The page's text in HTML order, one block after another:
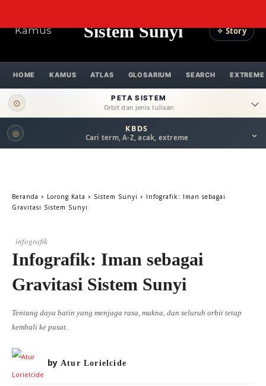
Kamus Sistem Sunyi ✧ Story
HOME KAMUS ATLAS GLOSARIUM SEARCH EXTREME
⊙
PETA SISTEM
Orbit dan jenis tulisan
ORBIT UTAMA
Metafisik-Naratif Penutup
JENIS TULISAN
ESAI RESONANSI FRAKTAL INFOGRAFIK
DIALEKTIKA SUNYI
JEJAK SUNYI DI LUAR JEJAK SUNYI DALAM MUSIK
◎ KBDS
Cari term, A-Z, acak, extreme ⌄
Beranda Lorong Kata Sistem Sunyi
Infografik: Iman sebagai
Gravitasi Sistem Sunyi
infografik
Infografik: Iman sebagai
Gravitasi Sistem Sunyi
Tentang daya batin yang menjaga rasa, makna, dan seluruh orbit tetap
kembali ke pusat.
by Atur Lorielcide